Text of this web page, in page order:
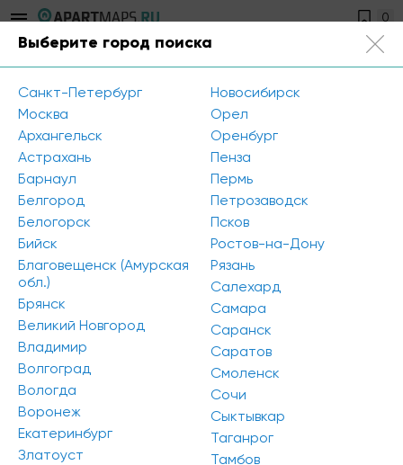
0
Открыть фильтр
Метро: Пионерская
Метро: Проспект Просвещения
Сбросить все
К сожалению, мы ничего не нашли по вашему
запросу. Попробуйте изменить параметры поиска
Выберите город поиска
Санкт-Петербург
Москва
Архангельск
Астрахань
Барнаул
Белгород
Белогорск
Бийск
Благовещенск (Амурская
обл.)
Брянск
Великий Новгород
Владимир
Волгоград
Вологда
Воронеж
Екатеринбург
Златоуст
Новосибирск
Орел
Оренбург
Пенза
Пермь
Петрозаводск
Псков
Ростов-на-Дону
Рязань
Салехард
Самара
Саранск
Саратов
Смоленск
Сочи
Сыктывкар
Таганрог
Тамбов